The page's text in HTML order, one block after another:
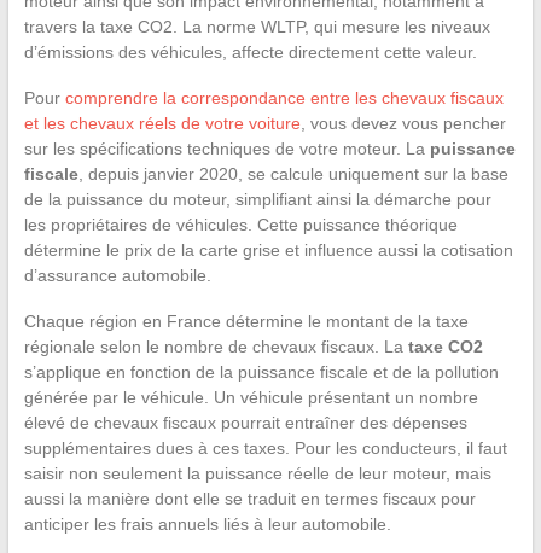
travers la taxe CO2. La norme WLTP, qui mesure les niveaux
d’émissions des véhicules, affecte directement cette valeur.
Pour comprendre la correspondance entre les chevaux fiscaux
et les chevaux réels de votre voiture , vous devez vous pencher
sur les spécifications techniques de votre moteur. La puissance
fiscale, depuis janvier 2020, se calcule uniquement sur la base
de la puissance du moteur, simplifiant ainsi la démarche pour
les propriétaires de véhicules. Cette puissance théorique
détermine le prix de la carte grise et influence aussi la cotisation
d’assurance automobile.
Chaque région en France détermine le montant de la taxe
régionale selon le nombre de chevaux fiscaux. La taxe CO2
s’applique en fonction de la puissance fiscale et de la pollution
générée par le véhicule. Un véhicule présentant un nombre
élevé de chevaux fiscaux pourrait entraîner des dépenses
supplémentaires dues à ces taxes. Pour les conducteurs, il faut
saisir non seulement la puissance réelle de leur moteur, mais
aussi la manière dont elle se traduit en termes fiscaux pour
anticiper les frais annuels liés à leur automobile.